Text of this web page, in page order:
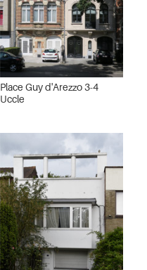
Place Guy d'Arezzo 3-4
Uccle